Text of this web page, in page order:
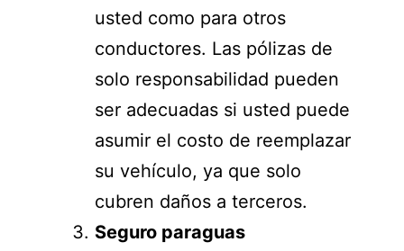
usted como para otros
conductores. Las pólizas de
solo responsabilidad pueden
ser adecuadas si usted puede
asumir el costo de reemplazar
su vehículo, ya que solo
cubren daños a terceros.
Seguro paraguas